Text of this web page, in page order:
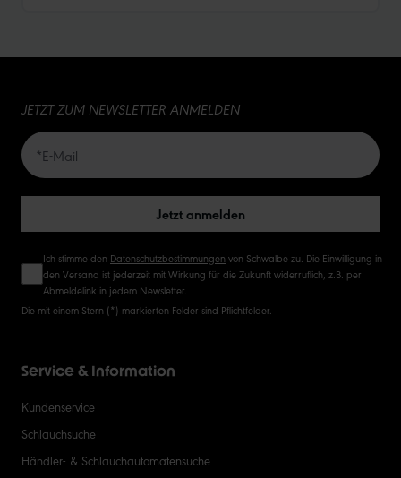
20
JETZT ZUM NEWSLETTER ANMELDEN
Jetzt anmelden
Ich stimme den Datenschutzbestimmungen von Schwalbe zu. Die Einwilligung in
den Versand ist jederzeit mit Wirkung für die Zukunft widerruflich, z.B. per
Abmeldelink in jedem Newsletter.
Die mit einem Stern (*) markierten Felder sind Pflichtfelder.
Service & Information
Kundenservice
Schlauchsuche
Händler- & Schlauchautomatensuche